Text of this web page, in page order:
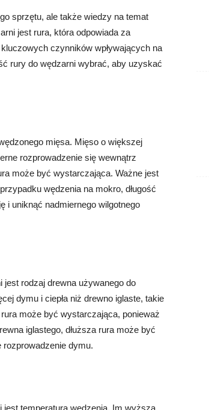
sprzętu, ale także wiedzy na temat
jest rura, która odpowiada za
czynników wpływających na
rury do wędzarni wybrać, aby uzyskać
mięsa. Mięso o większej
rozprowadzenie się wewnątrz
może być wystarczająca. Ważne jest
wędzenia na mokro, długość
i uniknąć nadmiernego wilgotnego
jest rodzaj drewna używanego do
dymu i ciepła niż drewno iglaste, takie
może być wystarczająca, ponieważ
iglastego, dłuższa rura może być
rozprowadzenie dymu.
jest temperatura wędzenia. Im wyższa